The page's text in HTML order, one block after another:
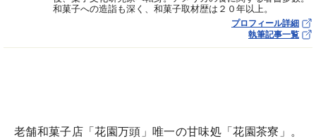
和菓子への造詣も深く、和菓子取材歴は２０年以上。
プロフィール詳細
執筆記事一覧
老舗和菓子店「花園万頭」唯一の甘味処「花園茶寮」。